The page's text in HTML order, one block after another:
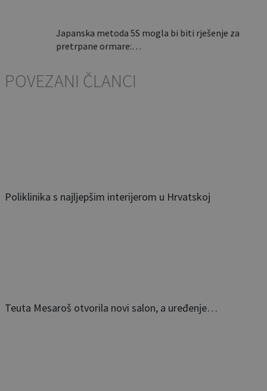
Japanska metoda 5S mogla bi biti rješenje za
pretrpane ormare:…
POVEZANI ČLANCI
Poliklinika s najljepšim interijerom u Hrvatskoj
Teuta Mesaroš otvorila novi salon, a uređenje…